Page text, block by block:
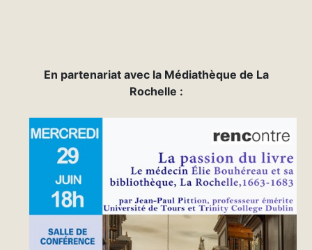
En partenariat avec la Médiathèque de La
Rochelle :